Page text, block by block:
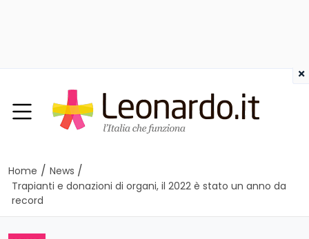
Home / News /
Trapianti e donazioni di organi, il 2022 è stato un anno da
record
×